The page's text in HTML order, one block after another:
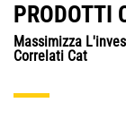
PRODOTTI
Massimizza
Correlati Cat